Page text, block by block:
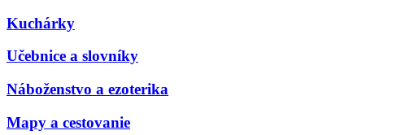
Kuchárky
Učebnice a slovníky
Náboženstvo a ezoterika
Mapy a cestovanie